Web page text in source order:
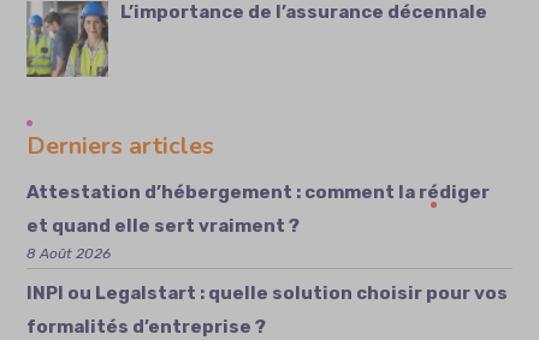
L’importance de l’assurance décennale
Derniers articles
Attestation d’hébergement : comment la rédiger
et quand elle sert vraiment ?
8 Août 2026
INPI ou Legalstart : quelle solution choisir pour vos
formalités d’entreprise ?